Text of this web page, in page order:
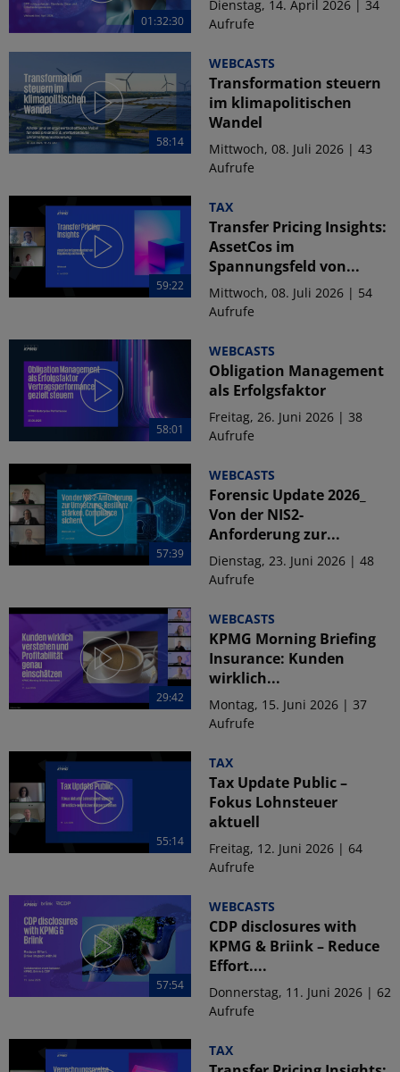
01:32:30
Dienstag, 14. April 2026 | 34
Aufrufe
58:14
WEBCASTS
Transformation steuern
im klimapolitischen
Wandel
Mittwoch, 08. Juli 2026 | 43
Aufrufe
59:22
TAX
Transfer Pricing Insights:
AssetCos im
Spannungsfeld von...
Mittwoch, 08. Juli 2026 | 54
Aufrufe
58:01
WEBCASTS
Obligation Management
als Erfolgsfaktor
Freitag, 26. Juni 2026 | 38
Aufrufe
57:39
WEBCASTS
Forensic Update 2026_
Von der NIS2-
Anforderung zur...
Dienstag, 23. Juni 2026 | 48
Aufrufe
29:42
WEBCASTS
KPMG Morning Briefing
Insurance: Kunden
wirklich...
Montag, 15. Juni 2026 | 37
Aufrufe
55:14
TAX
Tax Update Public –
Fokus Lohnsteuer
aktuell
Freitag, 12. Juni 2026 | 64
Aufrufe
57:54
WEBCASTS
CDP disclosures with
KPMG & Briink – Reduce
Effort....
Donnerstag, 11. Juni 2026 | 62
Aufrufe
TAX